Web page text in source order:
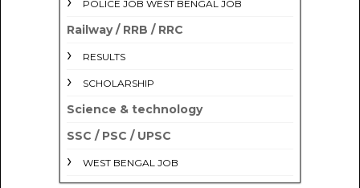
POLICE JOB WEST BENGAL JOB
Railway / RRB / RRC
RESULTS
SCHOLARSHIP
Science & technology
SSC / PSC / UPSC
WEST BENGAL JOB